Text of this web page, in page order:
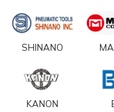
SHINANO
KANON